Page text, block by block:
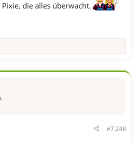
die alles überwacht.
#7.248